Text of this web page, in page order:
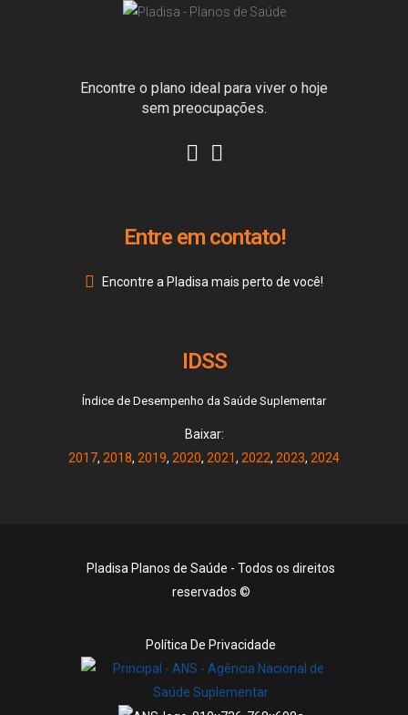
Encontre o plano ideal para viver o hoje
sem preocupações.
Entre em contato!
Encontre a Pladisa mais perto de você!
IDSS
Índice de Desempenho da Saúde Suplementar
Baixar:
2017, 2018, 2019, 2020, 2021, 2022, 2023, 2024
Pladisa Planos de Saúde - Todos os direitos
reservados ©
Política De Privacidade